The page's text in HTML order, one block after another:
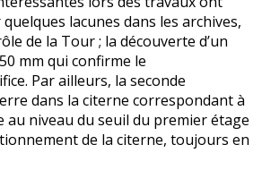
lacunes dans les archives,
de la Tour ; la découverte d’un
mm qui confirme le
Par ailleurs, la seconde
dans la citerne correspondant à
au niveau du seuil du premier étage
de la citerne, toujours en